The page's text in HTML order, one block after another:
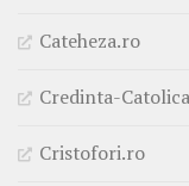
Cateheza.ro
Credinta-
Cristofori.ro